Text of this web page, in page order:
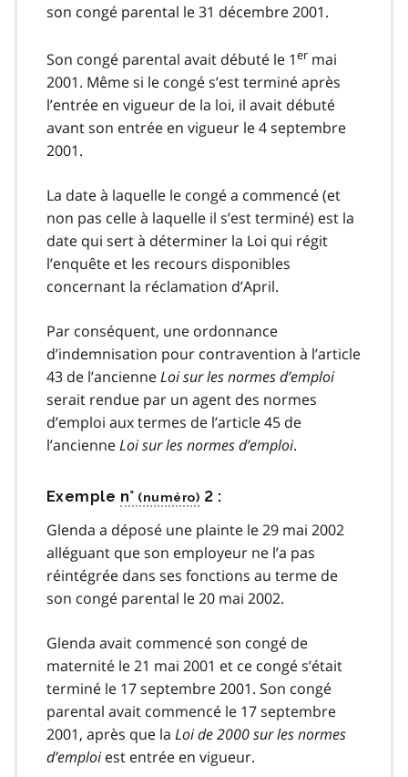
son congé parental le 31 décembre 2001.
Son congé parental avait débuté le 1er mai
2001. Même si le congé s’est terminé après
l’entrée en vigueur de la loi, il avait débuté
avant son entrée en vigueur le 4 septembre
2001.
La date à laquelle le congé a commencé (et
non pas celle à laquelle il s’est terminé) est la
date qui sert à déterminer la Loi qui régit
l’enquête et les recours disponibles
concernant la réclamation d’April.
Par conséquent, une ordonnance
d’indemnisation pour contravention à l’article
43 de l’ancienneLoi sur les normes d’emploi
serait rendue par un agent des normes
d’emploi aux termes de l’article 45 de
l’ancienneLoi sur les normes d’emploi.
Exemple n° 2 :
Glenda a déposé une plainte le 29 mai 2002
alléguant que son employeur ne l’a pas
réintégrée dans ses fonctions au terme de
son congé parental le 20 mai 2002.
Glenda avait commencé son congé de
maternité le 21 mai 2001 et ce congé s’était
terminé le 17 septembre 2001. Son congé
parental avait commencé le 17 septembre
2001, après que la Loi de 2000 sur les normes
d’emploiest entrée en vigueur.